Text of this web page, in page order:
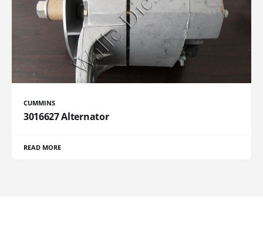
CUMMINS
3016627 Alternator
READ MORE